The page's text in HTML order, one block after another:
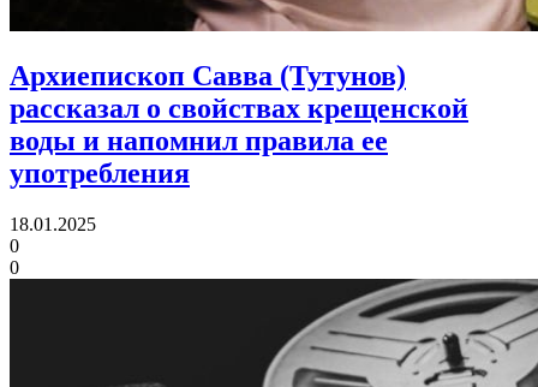
Архиепископ Савва (Тутунов)
рассказал о свойствах крещенской
воды и напомнил правила ее
употребления
18.01.2025
0
0